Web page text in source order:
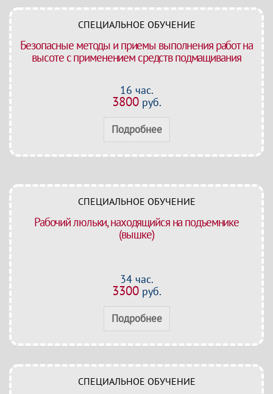
СПЕЦИАЛЬНОЕ ОБУЧЕНИЕ
Безопасные методы и приемы выполнения работ на
высоте с применением средств подмащивания
16 час.
3800руб.
Подробнее
СПЕЦИАЛЬНОЕ ОБУЧЕНИЕ
Рабочий люльки, находящийся на подъемнике
(вышке)
34 час.
3300руб.
Подробнее
СПЕЦИАЛЬНОЕ ОБУЧЕНИЕ